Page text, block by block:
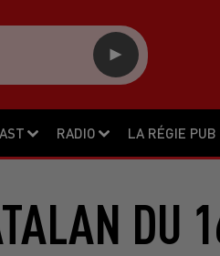
RADIO LA RÉGIE PUB